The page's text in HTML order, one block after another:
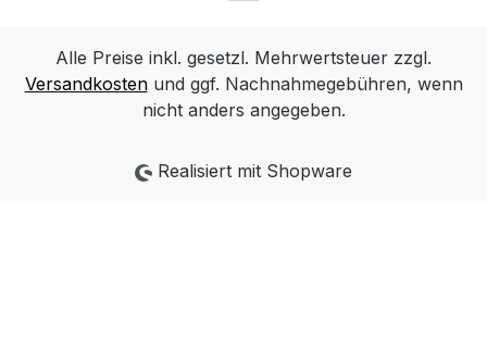
Alle Preise inkl. gesetzl. Mehrwertsteuer zzgl.
Versandkostenund ggf. Nachnahmegebühren, wenn
nicht anders angegeben.
Realisiert mit Shopware